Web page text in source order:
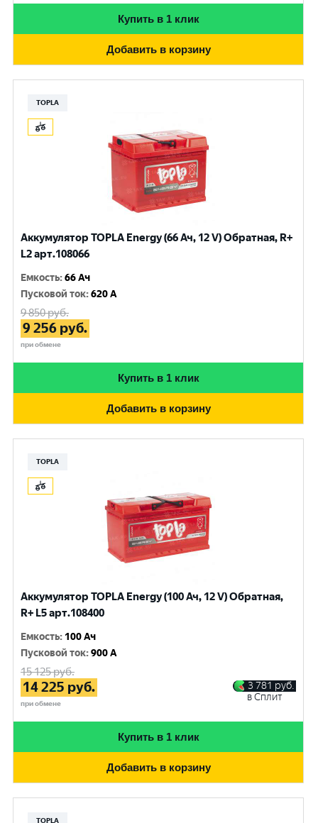
Купить в 1 клик
Добавить в корзину
TOPLA
Аккумулятор TOPLA Energy (66 Ач, 12 V) Обратная, R+
L2 арт.108066
Емкость:66 Ач
Пусковой ток:620 A
9 850руб.
9 256 руб.
при обмене
Купить в 1 клик
Добавить в корзину
TOPLA
Аккумулятор TOPLA Energy (100 Ач, 12 V) Обратная,
R+ L5 арт.108400
Емкость: 100 Ач
Пусковой ток:900 A
15 125руб.
14 225 руб.
при обмене
3 781 руб.
в Сплит
Купить в 1 клик
Добавить в корзину
TOPLA